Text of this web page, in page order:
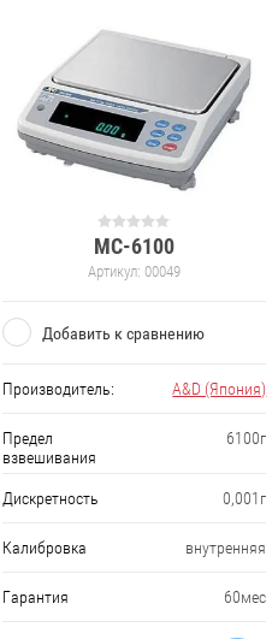
MC-6100
Артикул: 00049
Добавить к сравнению
Производитель: A&D (Япония)
Предел
взвешивания
6100г
Дискретность 0,001г
Калибровка внутренняя
Гарантия 60мес